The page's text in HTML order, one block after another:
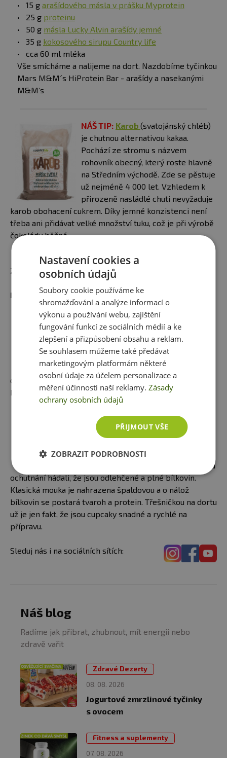
15 g arašídového másla v prášku Myprotein
25 g proteinu
50 g másla Lucky Alvin arašídy jemné
35 g kokosového sirupu Country life
cca 60 ml mléka
Vše smícháme a nalijeme na dort. Nazdobíme tyčinkou
Mars M&M´s HiProtein Bar - arašídy a nasekanými
M&M’s
NÁŠ TIP: Karob (svatojánský chléb)
je chutnou alternativou kakaa.
Pochází ze stromu s názvem
rohovník obecný, který roste hlavně
na Středním východě. Zde se pěstuje
už nejméně 4 000 let. Vzhledem k
přirozeně nasládlé chuti nevyžaduje
karob obohacení cukrem. Díky jemné konzistenci není
třeba ani přidávat velké množství tuku, což je při výrobě
čokolády běžné.
Zdroj: Delish by Adri
Mohlo by Vás zajímat:
ZDRAVÝ FIT MEDOVNÍK
Taky se vám zbýhají sliny při
pohledu na medovník? A
věděli jste, že i tento lahodný
dezert lze vytvořit v
odlehčené fit variantě? Není to vůbec složité a o
bílkoviny ve zdravém medovníku také není nouze.
LIKÉROVÉ CUPCAKY S
PROTEINEM
Cupcaky, které nádherně
vypadají a skvěle chutnají. Jen
těžko byste na první pohled a
ochutnání hádali, že jsou odlehčené a plné bílkovin.
Klasická mouka je nahrazena špaldovou a o nálož
bílkovin se postará tvaroh a protein. Třešničkou na dortu
už je jen fakt, že jsou cupcaky snadné a rychlé na
přípravu.
Sleduj nás i na sociálních sítích:
Náš blog
Radíme jak přibrat, zhubnout, mít energii nebo
zdravě vařit
08. 08. 2026
Zdravé Dezerty
Jogurtové zmrzlinové tyčinky
s ovocem
07. 08. 2026
Fitness a suplementy
Nastavení cookies a
osobních údajů
Soubory cookie používáme ke
shromažďování a analýze informací o
výkonu a používání webu, zajištění
fungování funkcí ze sociálních médií a ke
zlepšení a přizpůsobení obsahu a reklam.
Se souhlasem můžeme také předávat
marketingovým platformám některé
osobní údaje za účelem personalizace a
měření účinnosti naší reklamy.Zásady
ochrany osobních údajů
PŘIJMOUT VŠE
ZOBRAZIT PODROBNOSTI